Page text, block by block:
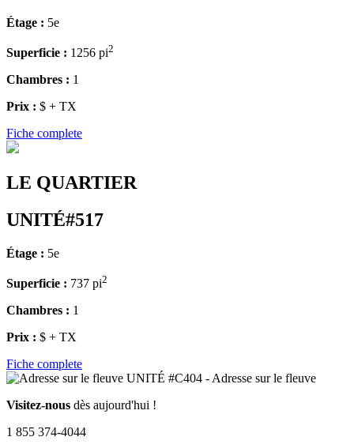
Étage : 5e
Superficie : 1256 pi2
Chambres : 1
Prix : $ + TX
Fiche complete
LE QUARTIER
UNITÉ#517
Étage : 5e
Superficie : 737 pi2
Chambres : 1
Prix : $ + TX
Fiche complete
Visitez-nous dès aujourd'hui !
1 855 374-4044